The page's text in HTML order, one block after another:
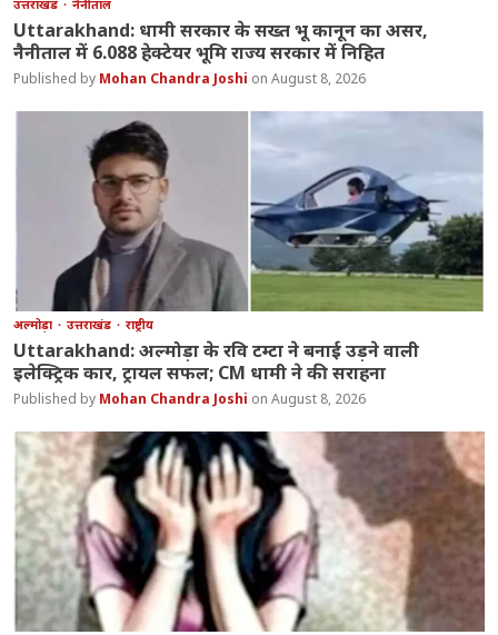
उत्तराखंड नैनीताल
Uttarakhand: धामी सरकार के सख्त भू कानून का असर,
नैनीताल में 6.088 हेक्टेयर भूमि राज्य सरकार में निहित
Mohan Chandra Joshi August 8, 2026
अल्मोड़ा उत्तराखंड राष्ट्रीय
Uttarakhand: अल्मोड़ा के रवि टम्टा ने बनाई उड़ने वाली
इलेक्ट्रिक कार, ट्रायल सफल; CM धामी ने की सराहना
Mohan Chandra Joshi August 8, 2026